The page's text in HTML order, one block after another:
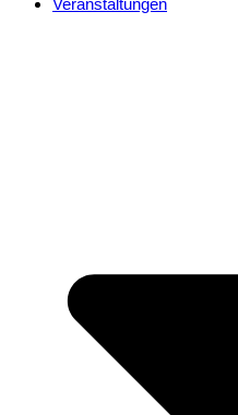
Veranstaltungen